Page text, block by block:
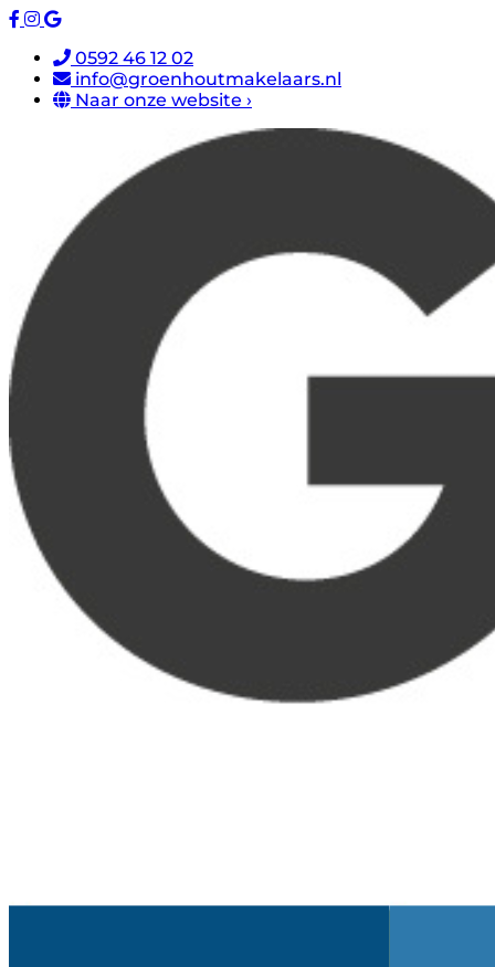
0592 46 12 02
info@groenhoutmakelaars.nl
Naar onze website ›